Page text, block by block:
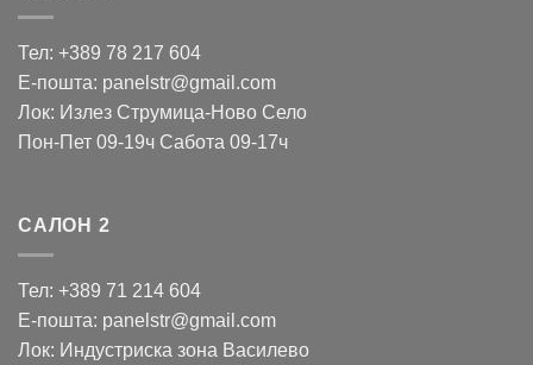
Тел: +389 78 217 604
Е-пошта: panelstr@gmail.com
Лок: Излез Струмица-Ново Село
Пон-Пет 09-19ч Сабота 09-17ч
САЛОН 2
Тел: +389 71 214 604
Е-пошта: panelstr@gmail.com
Лок: Индустриска зона Василево